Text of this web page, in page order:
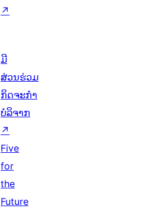
↗
ມີ
ສ່ວນຮ່ວມ
ກິດຈະກຳ
ບໍລິຈາກ
↗
Five
for
the
Future